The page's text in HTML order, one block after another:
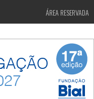
ÁREA RESERVADA